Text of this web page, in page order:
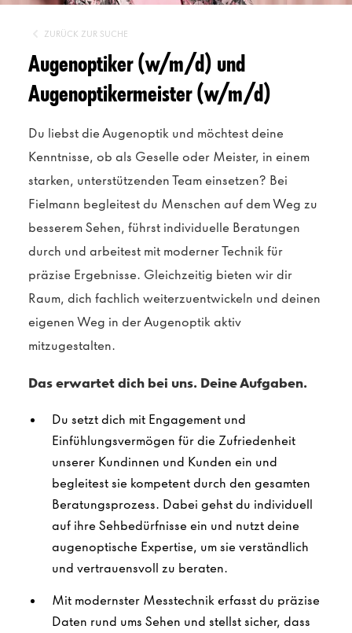
ZURÜCK ZUR SUCHE
Augenoptiker (w/m/d) und
Augenoptikermeister (w/m/d)
Du liebst die Augenoptik und möchtest deine
Kenntnisse, ob als Geselle oder Meister, in einem
starken, unterstützenden Team einsetzen? Bei
Fielmann begleitest du Menschen auf dem Weg zu
besserem Sehen, führst individuelle Beratungen
durch und arbeitest mit moderner Technik für
präzise Ergebnisse. Gleichzeitig bieten wir dir
Raum, dich fachlich weiterzuentwickeln und deinen
eigenen Weg in der Augenoptik aktiv
mitzugestalten.
Das erwartet dich bei uns. Deine Aufgaben.
Du setzt dich mit Engagement und
Einfühlungsvermögen für die Zufriedenheit
unserer Kundinnen und Kunden ein und
begleitest sie kompetent durch den gesamten
Beratungsprozess. Dabei gehst du individuell
auf ihre Sehbedürfnisse ein und nutzt deine
augenoptische Expertise, um sie verständlich
und vertrauensvoll zu beraten.
Mit modernster Messtechnik erfasst du präzise
Daten rund ums Sehen und stellst sicher, dass